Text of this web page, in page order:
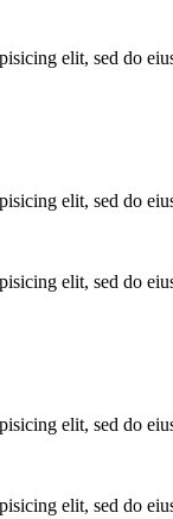
elit, sed do
elit, sed do
elit, sed do
elit, sed do
elit, sed do